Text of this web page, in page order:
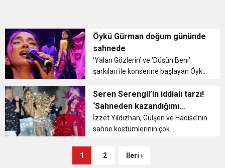
Öykü Gürman doğum gününde
sahnede
‘Yalan Gözlerin’ ve ‘Düşün Beni’
şarkıları ile konserine başlayan Öykü
birlikte sahnede doğum günümü
kutlamak harika, iyi ki geldiniz” dedi.
Flamencod...
Seren Serengil’in iddialı tarzı!
‘Sahneden kazandığımı
kostümlere harcarım’
İzzet Yıldızhan, Gülşen ve Hadise’nin
sahne kostümlerinin çok
soruya verdiği cevapla ‘sahne
1 2 İleri ›